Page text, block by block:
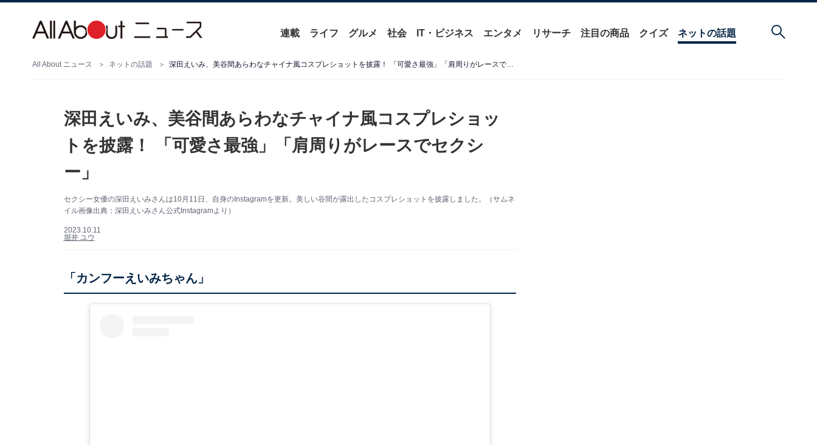
連載 ライフ グルメ 社会 IT・ビジネス エンタメ リサーチ 注目の商品 クイズ ネットの話題
All About ニュース ネットの話題 深田えいみ、美谷間あらわなチャイナ風コスプレショットを披露！ 「可愛さ最強」「肩周りがレースでセクシー」
深田えいみ、美谷間あらわなチャイナ風コスプレショッ
トを披露！ 「可愛さ最強」「肩周りがレースでセクシ
ー」
セクシー女優の深田えいみさんは10月11日、自身のInstagramを更新。美しい谷間が露出したコスプレショットを披露しました。（サムネ
イル画像出典：深田えいみさん公式Instagramより）
2023.10.11
堀井 ユウ
「カンフーえいみちゃん」